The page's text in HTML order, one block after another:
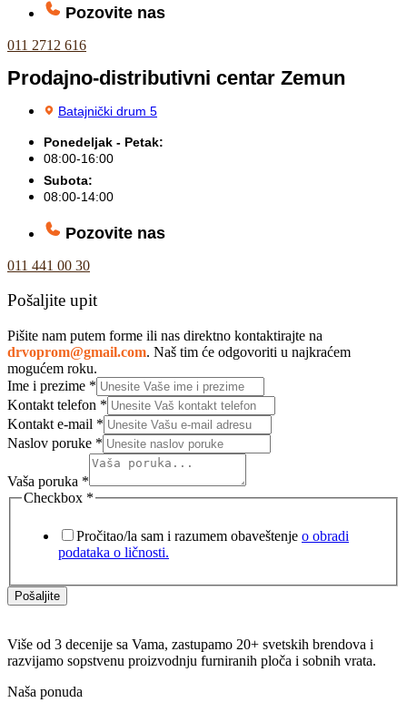
Pozovite nas
011 2712 616
Prodajno-distributivni centar Zemun
Batajnički drum 5
Ponedeljak - Petak:
08:00-16:00
Subota:
08:00-14:00
Pozovite nas
011 441 00 30
Pošaljite upit
Pišite nam putem forme ili nas direktno kontaktirajte na
drvoprom@gmail.com. Naš tim će odgovoriti u najkraćem
mogućem roku.
Ime i prezime *
Kontakt telefon *
Kontakt e-mail *
Naslov poruke *
Vaša poruka *
Checkbox *
Pročitao/la sam i razumem obaveštenje o obradi
podataka o ličnosti.
Pošaljite
Više od 3 decenije sa Vama, zastupamo 20+ svetskih brendova i
razvijamo sopstvenu proizvodnju furniranih ploča i sobnih vrata.
Naša ponuda